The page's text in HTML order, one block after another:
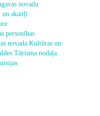
novadu
un skaitļi
personības
novada Kultūras un
Tūrisma nodaļa